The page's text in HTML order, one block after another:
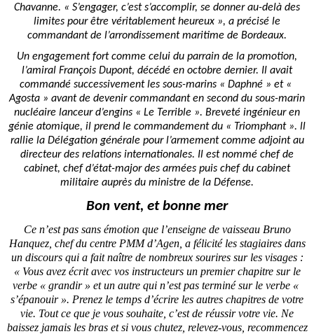
Chavanne. « S’engager, c’est s’accomplir, se donner au-delà des
limites pour être véritablement heureux », a précisé le
commandant de l’arrondissement maritime de Bordeaux.
Un engagement fort comme celui du parrain de la promotion,
l’amiral François Dupont, décédé en octobre dernier. Il avait
commandé successivement les sous-marins « Daphné » et «
Agosta » avant de devenir commandant en second du sous-marin
nucléaire lanceur d’engins « Le Terrible ». Breveté ingénieur en
génie atomique, il prend le commandement du « Triomphant ». ll
rallie la Délégation générale pour l’armement comme adjoint au
directeur des relations internationales. Il est nommé chef de
cabinet, chef d’état-major des armées puis chef du cabinet
militaire auprès du ministre de la Défense.
Bon vent, et bonne mer
Ce n’est pas sans émotion que l’enseigne de vaisseau Bruno
Hanquez, chef du centre PMM d’Agen, a félicité les stagiaires dans
un discours qui a fait naître de nombreux sourires sur les visages :
« Vous avez écrit avec vos instructeurs un premier chapitre sur le
verbe « grandir » et un autre qui n’est pas terminé sur le verbe «
s’épanouir ». Prenez le temps d’écrire les autres chapitres de votre
vie. Tout ce que je vous souhaite, c’est de réussir votre vie. Ne
baissez jamais les bras et si vous chutez, relevez-vous, recommencez